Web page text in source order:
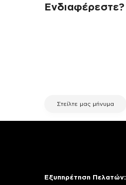
Ενδιαφέρεστε?
Στείλτε μας μήνυμα
Εξυπηρέτηση Πελατών: